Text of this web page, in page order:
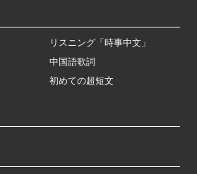
リスニング「時事中文」
中国語歌詞
初めての超短文